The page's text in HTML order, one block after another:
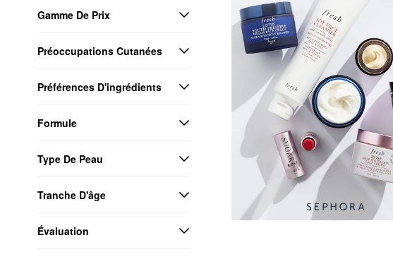
Gamme De Prix
Préoccupations Cutanées
Préférences D'ingrédients
Formule
Type De Peau
Tranche D'âge
Évaluation